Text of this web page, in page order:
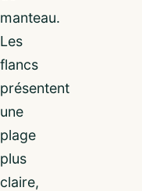
manteau.
Les
flancs
présentent
une
plage
plus
claire,